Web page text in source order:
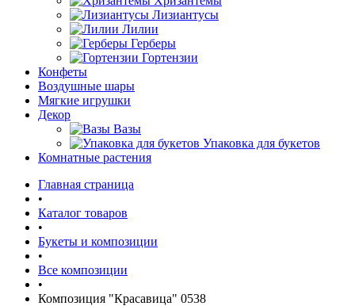
Лизиантусы
Лилии
Герберы
Гортензии
Конфеты
Воздушные шары
Мягкие игрушки
Декор
Вазы
Упаковка для букетов
Комнатные растения
Главная страница
•
Каталог товаров
•
Букеты и композиции
•
Все композиции
•
Композиция "Красавица" 0538